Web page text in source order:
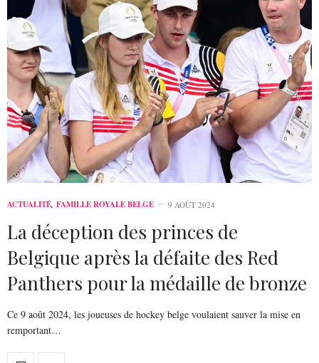
ACTUALITÉ, FAMILLE ROYALE BELGE 9 AOÛT 2024
La déception des princes de
Belgique après la défaite des Red
Panthers pour la médaille de bronze
Ce 9 août 2024, les joueuses de hockey belge voulaient sauver la mise en
remportant…